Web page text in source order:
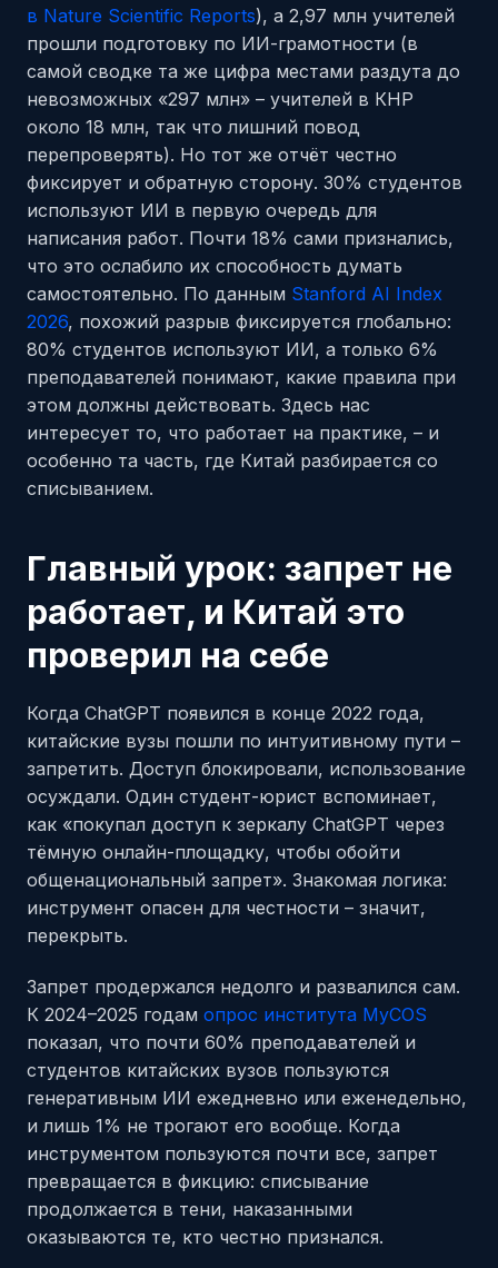
в Nature Scientific Reports), а 2,97 млн учителей
прошли подготовку по ИИ-грамотности (в
самой сводке та же цифра местами раздута до
невозможных «297 млн» – учителей в КНР
около 18 млн, так что лишний повод
перепроверять). Но тот же отчёт честно
фиксирует и обратную сторону. 30% студентов
используют ИИ в первую очередь для
написания работ. Почти 18% сами признались,
что это ослабило их способность думать
самостоятельно. По данным Stanford AI Index
2026, похожий разрыв фиксируется глобально:
80% студентов используют ИИ, а только 6%
преподавателей понимают, какие правила при
этом должны действовать. Здесь нас
интересует то, что работает на практике, – и
особенно та часть, где Китай разбирается со
списыванием.
Главный урок: запрет не
работает, и Китай это
проверил на себе
Когда ChatGPT появился в конце 2022 года,
китайские вузы пошли по интуитивному пути –
запретить. Доступ блокировали, использование
осуждали. Один студент-юрист вспоминает,
как «покупал доступ к зеркалу ChatGPT через
тёмную онлайн-площадку, чтобы обойти
общенациональный запрет». Знакомая логика:
инструмент опасен для честности – значит,
перекрыть.
Запрет продержался недолго и развалился сам.
К 2024–2025 годам опрос института MyCOS
показал, что почти 60% преподавателей и
студентов китайских вузов пользуются
генеративным ИИ ежедневно или еженедельно,
и лишь 1% не трогают его вообще. Когда
инструментом пользуются почти все, запрет
превращается в фикцию: списывание
продолжается в тени, наказанными
оказываются те, кто честно признался.